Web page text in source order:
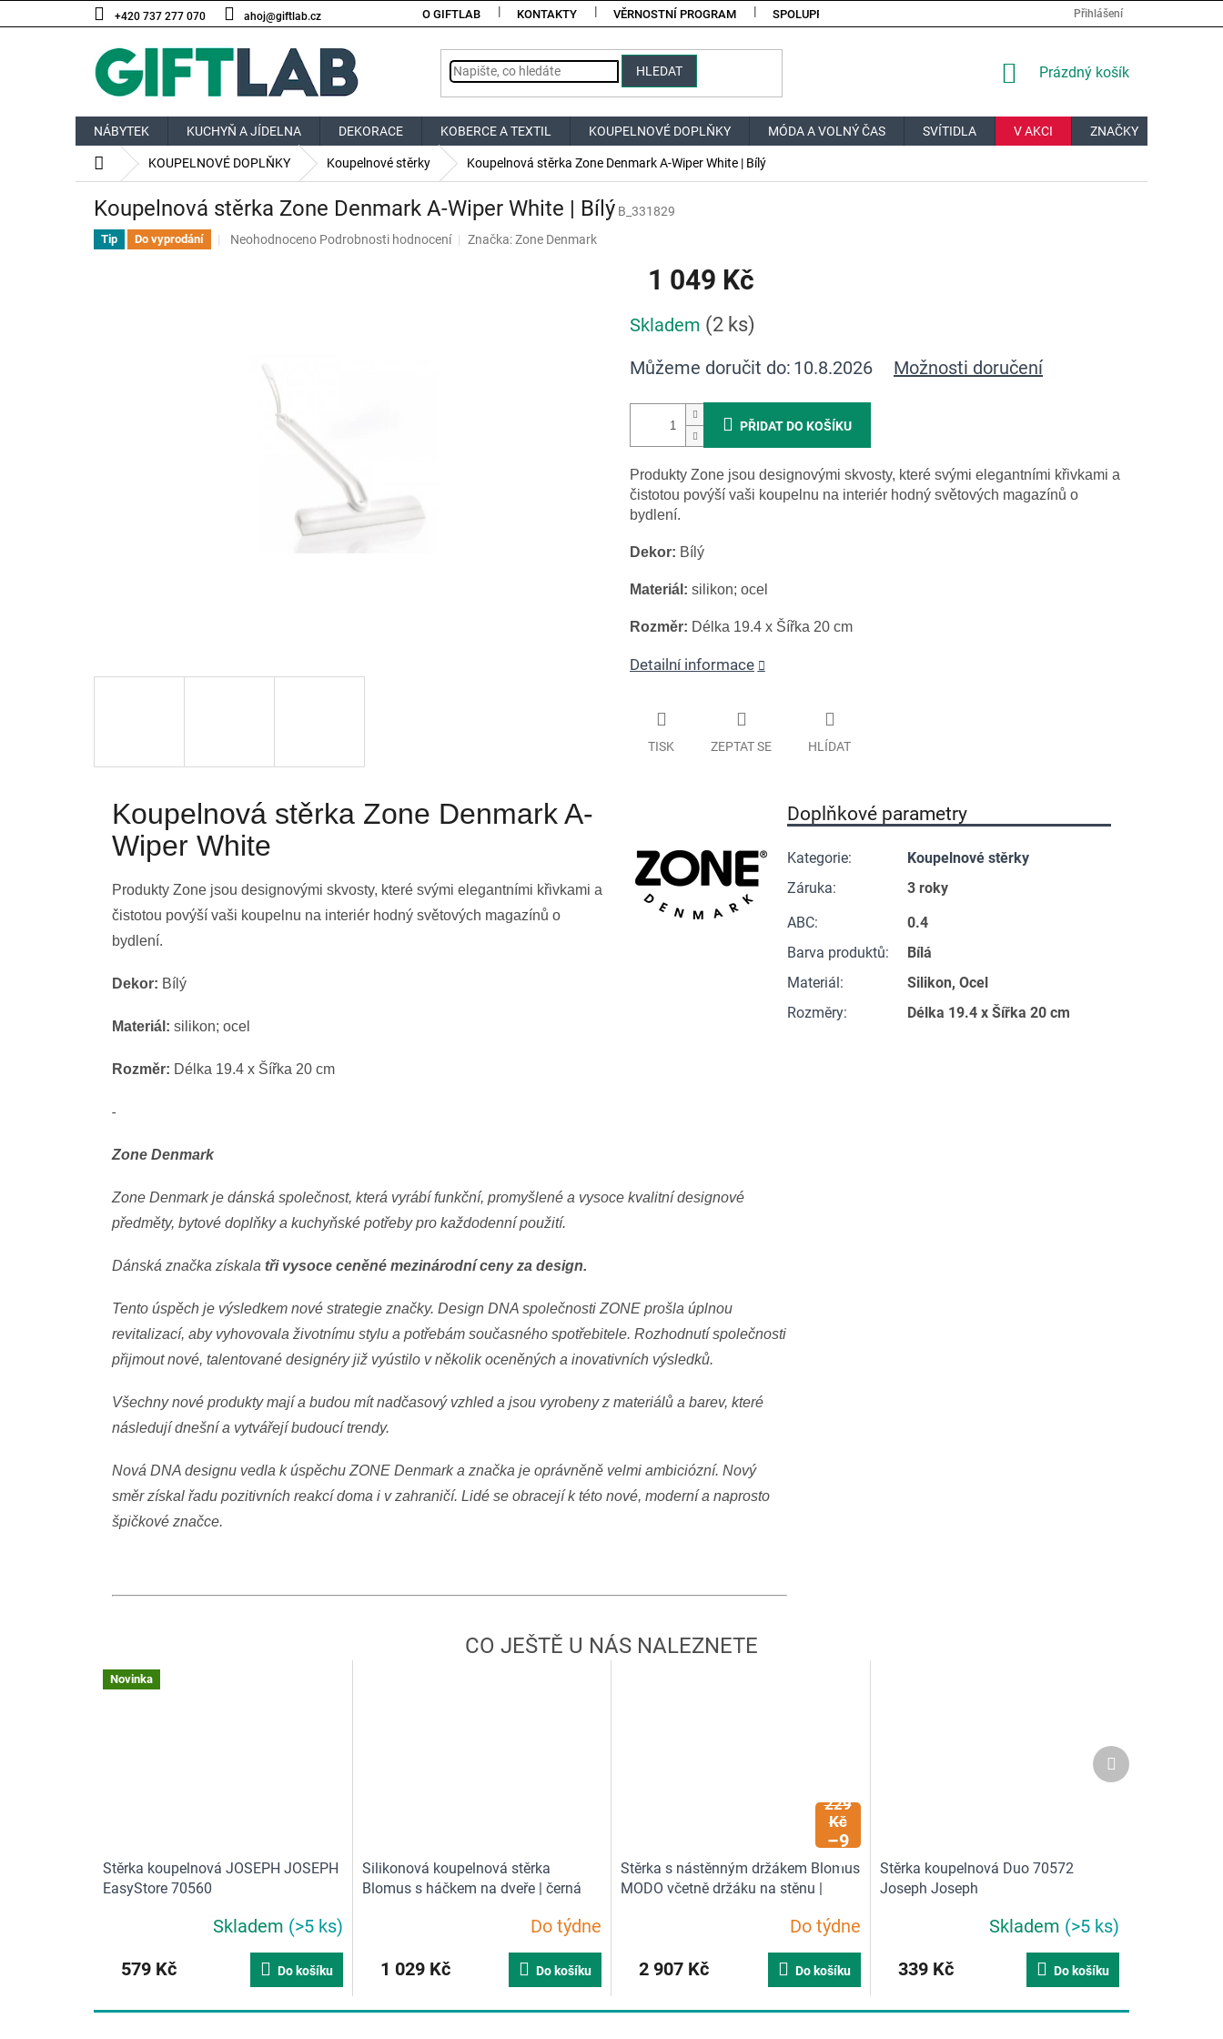
na
+420 737 277 070 ahoj@giftlab.cz O GIFTLAB KONTAKTY VĚRNOSTNÍ PROGRAM SPOLUPRÁCE JAK NAKUPOVAT?Přihlášení
HLEDAT
NÁKUPNÍ
Prázdný košík
NÁBYTEK KUCHYŇ A JÍDELNA DEKORACE KOBERCE A TEXTIL KOUPELNOVÉ DOPLŇKY MÓDA A VOLNÝ ČAS SVÍTIDLA V AKCI ZNAČKY
Domů KOUPELNOVÉ DOPLŇKY Koupelnové stěrky Koupelnová stěrka Zone Denmark A-Wiper White | Bílý
Koupelnová stěrka Zone Denmark A-Wiper White | Bílý B_331829
Tip Do vyprodání
Průměrné
Neohodnoceno Podrobnosti hodnocení Značka:Zone Denmark
1 049 Kč
cena:
Skladem (2 ks)
Můžeme doručit do: 10.8.2026 Možnosti doručení
PŘIDAT DO KOŠÍKU
Produkty Zone jsou designovými skvosty, které svými elegantními křivkami a
čistotou povýší vaši koupelnu na interiér hodný světových magazínů o
bydlení.
Dekor: Bílý
Materiál: silikon; ocel
Rozměr: Délka 19.4 x Šířka 20 cm
Detailní informace
TISK ZEPTAT SE HLÍDAT
Koupelnová stěrka Zone Denmark A-
Wiper White
Produkty Zone jsou designovými skvosty, které svými elegantními křivkami a
čistotou povýší vaši koupelnu na interiér hodný světových magazínů o
bydlení.
Dekor: Bílý
Materiál: silikon; ocel
Rozměr: Délka 19.4 x Šířka 20 cm
-
Zone Denmark
Zone Denmark je dánská společnost, která vyrábí funkční, promyšlené a vysoce kvalitní designové
předměty, bytové doplňky a kuchyňské potřeby pro každodenní použití.
Dánská značka získala tři vysoce ceněné mezinárodní ceny za design.
Tento úspěch je výsledkem nové strategie značky. Design DNA společnosti ZONE prošla úplnou
revitalizací, aby vyhovovala životnímu stylu a potřebám současného spotřebitele. Rozhodnutí společnosti
přijmout nové, talentované designéry již vyústilo v několik oceněných a inovativních výsledků.
Všechny nové produkty mají a budou mít nadčasový vzhled a jsou vyrobeny z materiálů a barev, které
následují dnešní a vytvářejí budoucí trendy.
Nová DNA designu vedla k úspěchu ZONE Denmark a značka je oprávněně velmi ambiciózní. Nový
směr získal řadu pozitivních reakcí doma i v zahraničí. Lidé se obracejí k této nové, moderní a naprosto
špičkové značce.
Doplňkové parametry
Kategorie:
Koupelnové stěrky
Záruka:
3 roky
ABC:
0.4
Barva produktů:
Bílá
Materiál :
Silikon, Ocel
Rozměry: Délka 19.4 x Šířka 20 cm
Novinka
Stěrka koupelnová JOSEPH JOSEPH
EasyStore 70560
Skladem (>5 ks)
579 Kč
Do košíku
Silikonová koupelnová stěrka
Blomus s háčkem na dveře | černá
Do týdne
1 029 Kč
Do košíku
229
Kč
–9
%
Stěrka s nástěnným držákem Blomus
MODO včetně držáku na stěnu |
Do týdne
2 907 Kč
Do košíku
Stěrka koupelnová Duo 70572
Joseph Joseph
Skladem (>5 ks)
339 Kč
Do košíku
Další
produkt